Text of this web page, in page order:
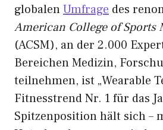
globalenUmfrage des
American College of Sports
(ACSM), an der 2.000
Bereichen Medizin,
teilnehmen, ist „Wearable
Fitnesstrend Nr. 1 für das
Spitzenposition hält sich –